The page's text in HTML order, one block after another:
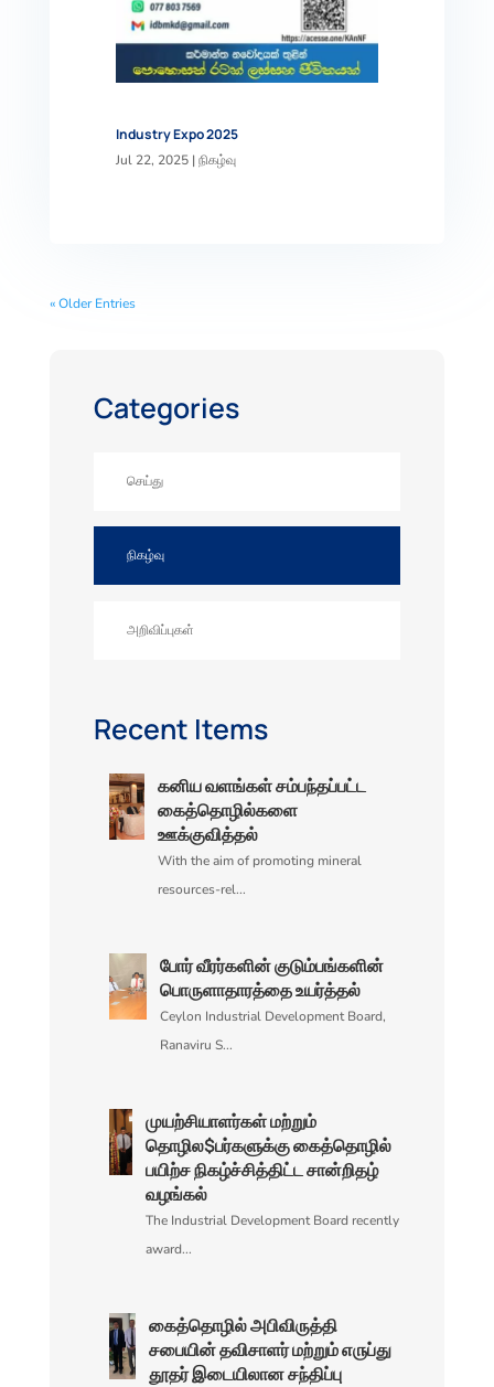
Industry Expo 2025
Jul 22, 2025|நிகழ்வு
« Older Entries
Categories
செய்து
நிகழ்வு
அறிவிப்புகள்
Recent Items
கனிய வளங்கள்‌ சம்பந்தப்பட்ட
கைத்தொழில்களை
ஊக்குவித்தல்‌
With the aim of promoting mineral
resources-rel...
போர்‌ வீரர்களின்‌ குடும்பங்களின்‌
பொருளாதாரத்தை உயர்த்தல்‌
Ceylon Industrial Development Board,
Ranaviru S...
முயற்சியாளர்கள்‌ மற்றும்‌
தொழில$பர்களுக்கு கைத்தொழில்‌
பயிற்ச நிகழ்ச்சித்திட்ட சான்றிதழ்‌
வழங்கல்‌
The Industrial Development Board recently
award...
கைத்தொழில்‌ அபிவிருத்தி
சபையின்‌ தவிசாளர்‌ மற்றும்‌ எ௫ப்து
தூதர்‌ இடையிலான சந்திப்பு